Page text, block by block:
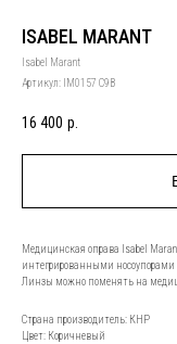
ISABEL MARANT
Isabel Marant
Артикул: IM0157 C9B
16 400 р.
Медицинская оправа Isabel
интегрированными
Линзы можно поменять на
Страна производитель: КНР
Цвет: Коричневый